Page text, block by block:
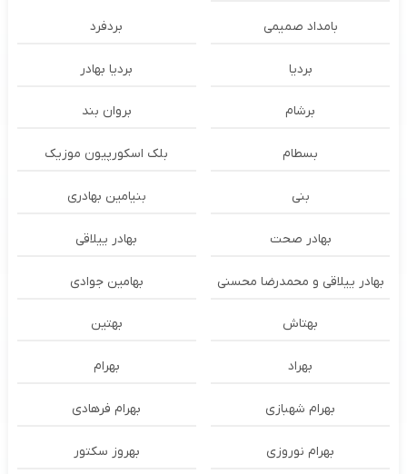
بامداد صمیمی بردفرد
بردیا بردیا بهادر
برشام بروان بند
بسطام بلک اسکورپیون موزیک
بنی بنیامین بهادری
بهادر صحت بهادر ییلاقی
بهادر ییلاقی و محمدرضا محسنی بهامین جوادی
بهتاش بهتین
بهراد بهرام
بهرام شهبازی بهرام فرهادی
بهرام نوروزی بهروز سکتور